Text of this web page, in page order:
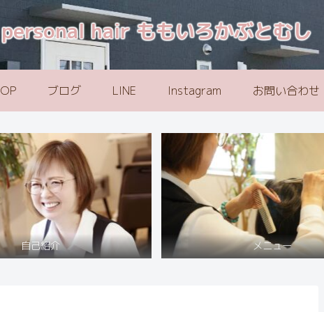
personal hair ももいろかぶとむし
ブログ LINE Instagram お問い合わせ
自己紹介 メニュー